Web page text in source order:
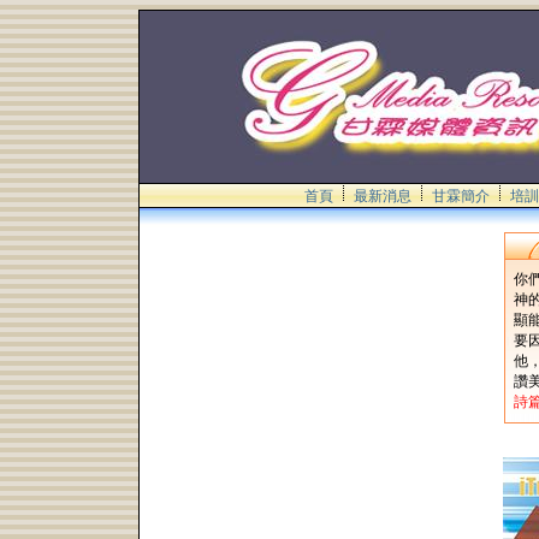
首頁 最新消息 甘霖簡介 培
你
神
顯
要
他
讚
詩